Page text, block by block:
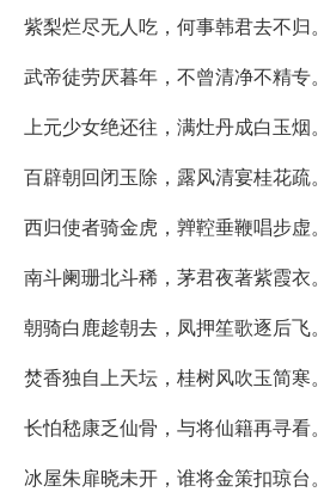
紫梨烂尽无人吃，何事韩君去不归。
武帝徒劳厌暮年，不曾清净不精专。
上元少女绝还往，满灶丹成白玉烟。
百辟朝回闭玉除，露风清宴桂花疏。
西归使者骑金虎，亸鞚垂鞭唱步虚。
南斗阑珊北斗稀，茅君夜著紫霞衣。
朝骑白鹿趁朝去，凤押笙歌逐后飞。
焚香独自上天坛，桂树风吹玉简寒。
长怕嵇康乏仙骨，与将仙籍再寻看。
冰屋朱扉晓未开，谁将金策扣琼台。